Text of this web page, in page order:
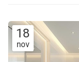
18
nov